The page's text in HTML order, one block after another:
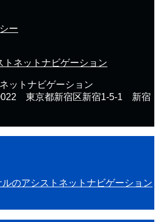
ー
ットナビゲーション
東京都新宿区新宿1-5-1 新宿
のアシストネットナビゲーション